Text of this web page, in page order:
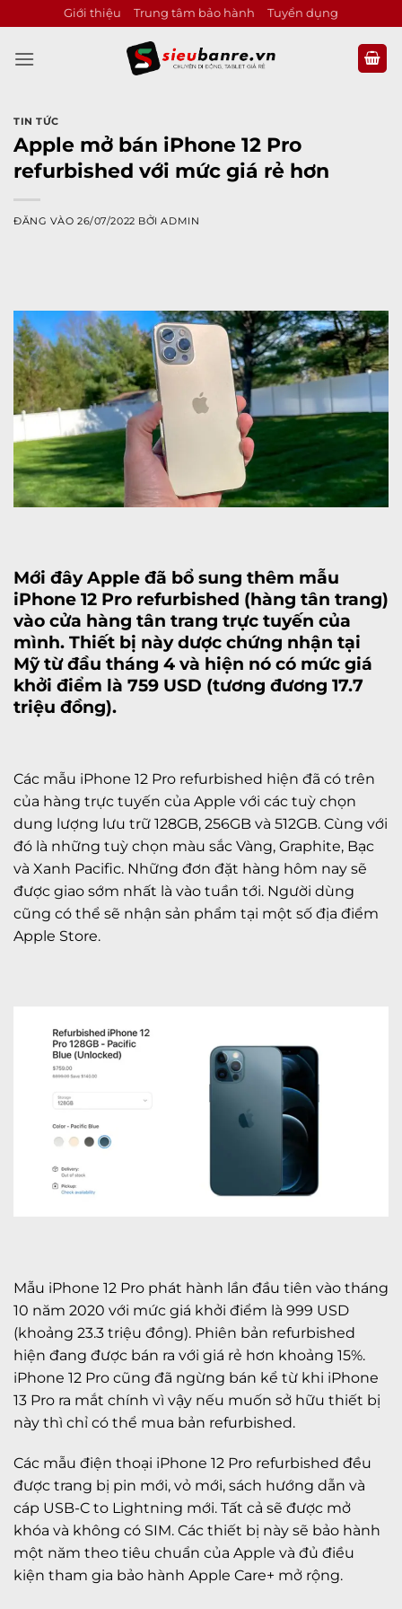
qua
nội
Giới thiệu Trung tâm bảo hành Tuyển dụng
TIN TỨC
Apple mở bán iPhone 12 Pro
refurbished với mức giá rẻ hơn
ĐĂNG VÀO26/07/2022 BỞIADMIN
Mới đây Apple đã bổ sung thêm mẫu
iPhone 12 Pro refurbished (hàng tân trang)
vào cửa hàng tân trang trực tuyến của
mình. Thiết bị này dược chứng nhận tại
Mỹ từ đầu tháng 4 và hiện nó có mức giá
khởi điểm là 759 USD (tương đương 17.7
triệu đồng).
Các mẫu iPhone 12 Pro refurbished hiện đã có trên
của hàng trực tuyến của Apple với các tuỳ chọn
dung lượng lưu trữ 128GB, 256GB và 512GB. Cùng với
đó là những tuỳ chọn màu sắc Vàng, Graphite, Bạc
và Xanh Pacific. Những đơn đặt hàng hôm nay sẽ
được giao sớm nhất là vào tuần tới. Người dùng
cũng có thể sẽ nhận sản phẩm tại một số địa điểm
Apple Store.
Mẫu iPhone 12 Pro phát hành lần đầu tiên vào tháng
10 năm 2020 với mức giá khởi điểm là 999 USD
(khoảng 23.3 triệu đồng). Phiên bản refurbished
hiện đang được bán ra với giá rẻ hơn khoảng 15%.
iPhone 12 Pro cũng đã ngừng bán kể từ khi iPhone
13 Pro ra mắt chính vì vậy nếu muốn sở hữu thiết bị
này thì chỉ có thể mua bản refurbished.
Các mẫu điện thoại iPhone 12 Pro refurbished đều
được trang bị pin mới, vỏ mới, sách hướng dẫn và
cáp USB-C to Lightning mới. Tất cả sẽ được mở
khóa và không có SIM. Các thiết bị này sẽ bảo hành
một năm theo tiêu chuẩn của Apple và đủ điều
kiện tham gia bảo hành Apple Care+ mở rộng.